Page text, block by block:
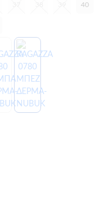
40